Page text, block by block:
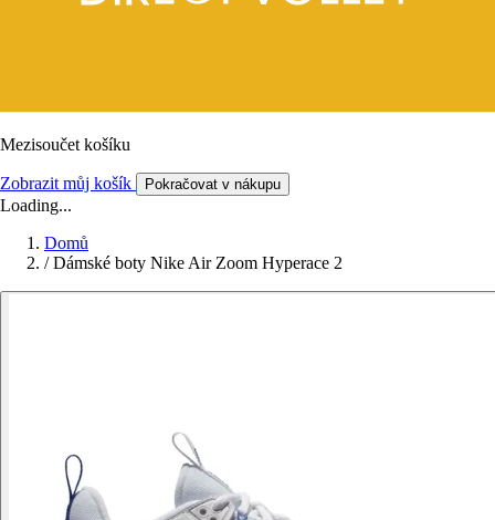
Mezisoučet košíku
Zobrazit můj košík Pokračovat v nákupu
Loading...
Domů
/ Dámské boty Nike Air Zoom Hyperace 2